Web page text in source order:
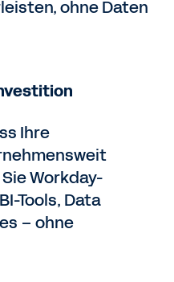
ohne Daten
Ihre
Workday-
Tools, Data
– ohne